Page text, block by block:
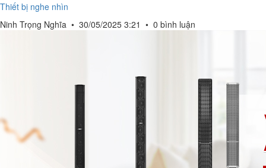
Thiết bị nghe nhìn
Ninh Trọng Nghĩa • 30/05/2025 3:21 • 0 bình luận